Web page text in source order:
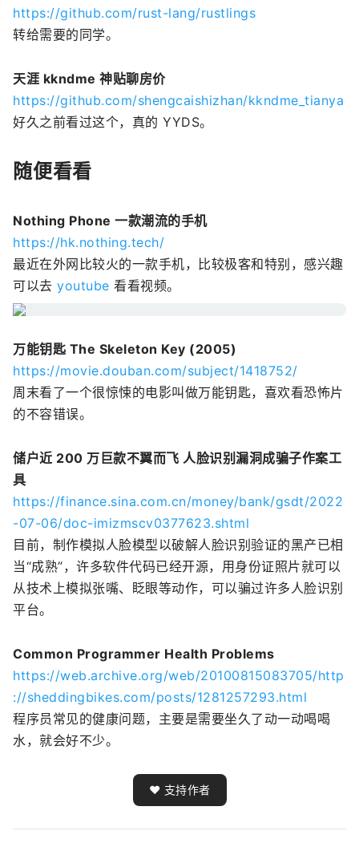
https://github.com/rust-lang/rustlings
转给需要的同学。
天涯 kkndme 神贴聊房价
https://github.com/shengcaishizhan/kkndme_tianya
好久之前看过这个，真的 YYDS。
随便看看
Nothing Phone 一款潮流的手机
https://hk.nothing.tech/
最近在外网比较火的一款手机，比较极客和特别，感兴趣
可以去 youtube 看看视频。
万能钥匙 The Skeleton Key (2005)
https://movie.douban.com/subject/1418752/
周末看了一个很惊悚的电影叫做万能钥匙，喜欢看恐怖片
的不容错误。
储户近 200 万巨款不翼而飞 人脸识别漏洞成骗子作案工
具
https://finance.sina.com.cn/money/bank/gsdt/2022
-07-06/doc-imizmscv0377623.shtml
目前，制作模拟人脸模型以破解人脸识别验证的黑产已相
当“成熟”，许多软件代码已经开源，用身份证照片就可以
从技术上模拟张嘴、眨眼等动作，可以骗过许多人脸识别
平台。
Common Programmer Health Problems
https://web.archive.org/web/20100815083705/http
://sheddingbikes.com/posts/1281257293.html
程序员常见的健康问题，主要是需要坐久了动一动喝喝
水，就会好不少。
❤️ 支持作者